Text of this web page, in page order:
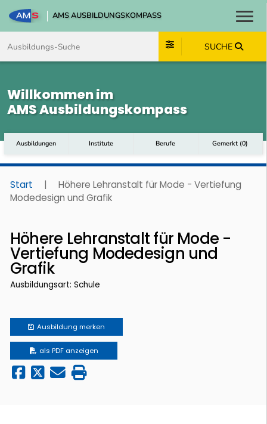
AMS AUSBILDUNGSKOMPASS
SUCHE
Willkommen im
AMS Ausbildungskompass
Ausbildungen Institute Berufe Gemerkt (0)
Start |
Höhere Lehranstalt für Mode - Vertiefung
Modedesign und Grafik
Höhere Lehranstalt für Mode -
Vertiefung Modedesign und
Grafik
Ausbildungsart: Schule
Ausbildung merken
als PDF anzeigen